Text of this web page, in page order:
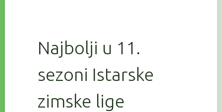
Najbolji u 11.
sezoni Istarske
zimske lige